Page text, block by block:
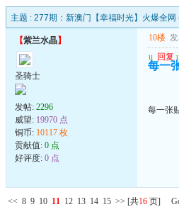
主题 : 277期：新澳门【幸福时光】火爆全网
【紫兰水晶】
圣骑士
发帖: 2296
威望: 19970 点
铜币: 10117 枚
贡献值: 0 点
好评度: 0 点
10楼
u 回复
每一
每一张
<< 8 9 10 11 12 13 14 15 >> [共16 页]